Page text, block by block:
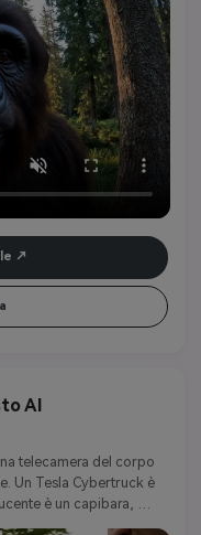
AI
telecamera del corpo
Un Tesla Cybertruck è
è un capibara,